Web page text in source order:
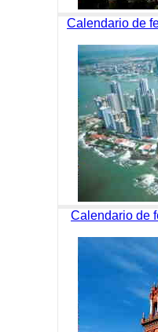
Calendario de
Calendario de